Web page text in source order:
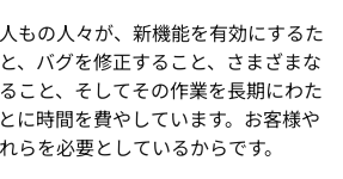
もの人々が、新機能を有効にするた
、バグを修正すること、さまざまな
こと、そしてその作業を長期にわた
に時間を費やしています。お客様や
らを必要としているからです。